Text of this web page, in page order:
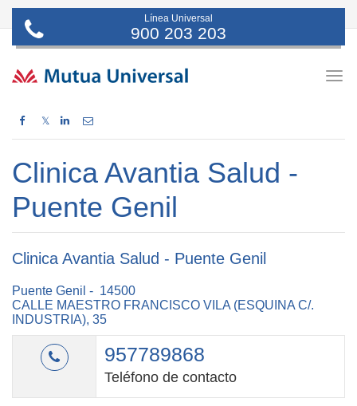
Línea Universal
900 203 203
𝕏
Clinica Avantia Salud -
Puente Genil
Clinica Avantia Salud - Puente Genil
Puente Genil - 14500
CALLE MAESTRO FRANCISCO VILA (ESQUINA C/.
INDUSTRIA), 35
957789868
Teléfono de contacto